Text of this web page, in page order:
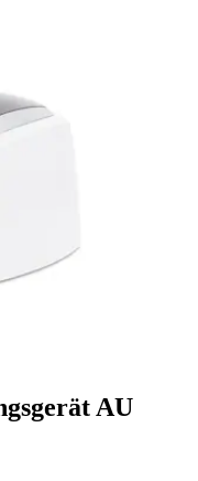
AU